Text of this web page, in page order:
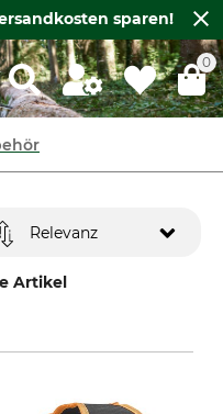
sparen!
0
Artikel
Relevanz